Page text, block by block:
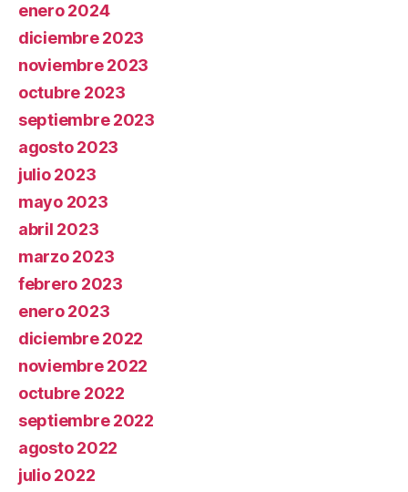
enero 2024
diciembre 2023
noviembre 2023
octubre 2023
septiembre 2023
agosto 2023
julio 2023
mayo 2023
abril 2023
marzo 2023
febrero 2023
enero 2023
diciembre 2022
noviembre 2022
octubre 2022
septiembre 2022
agosto 2022
julio 2022